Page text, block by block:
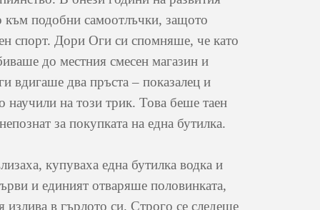
подобни самоотлъчки, защото
спорт. Дори Оги си спомняше, че като
до местния смесен магазин и
вдигаше два пръста – показалец и
научили на този трик. Това беше таен
за покупката на една бутилка.
купуваха една бутилка водка и
и единият отваряше половинката,
излива в гърлото си. Строго се следеше